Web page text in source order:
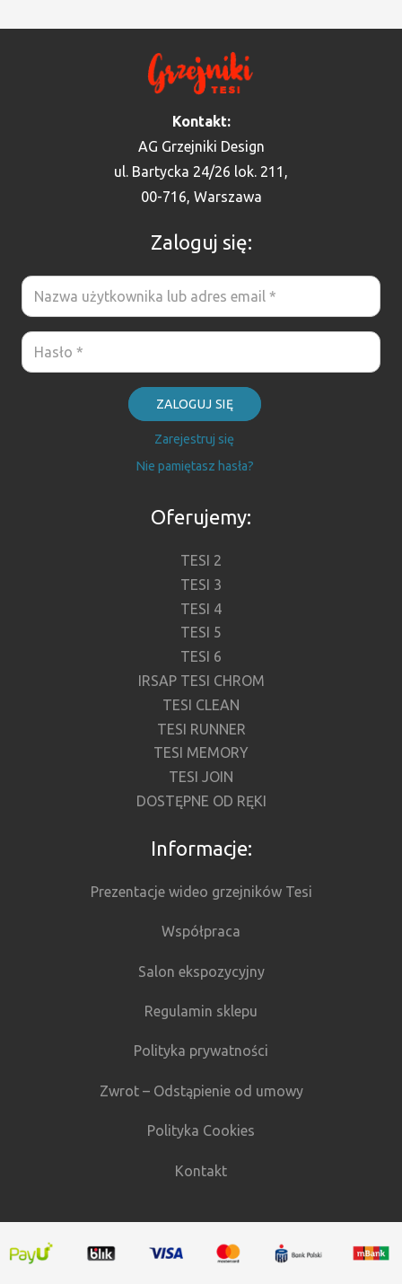
Kontakt:
AG Grzejniki Design
ul. Bartycka 24/26 lok. 211,
00-716, Warszawa
Zaloguj się:
ZALOGUJ SIĘ
Zarejestruj się
Nie pamiętasz hasła?
Oferujemy:
TESI 2
TESI 3
TESI 4
TESI 5
TESI 6
IRSAP TESI CHROM
TESI CLEAN
TESI RUNNER
TESI MEMORY
TESI JOIN
DOSTĘPNE OD RĘKI
Informacje:
Prezentacje wideo grzejników Tesi
Współpraca
Salon ekspozycyjny
Regulamin sklepu
Polityka prywatności
Zwrot – Odstąpienie od umowy
Polityka Cookies
Kontakt